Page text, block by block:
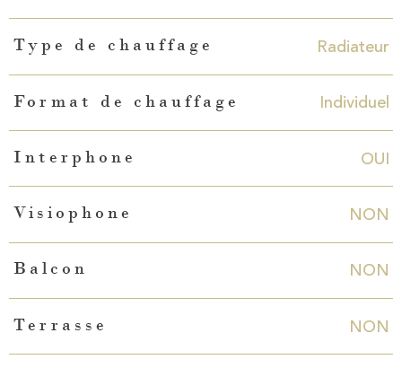
Type de chauffage Radiateur
Format de chauffage Individuel
Interphone OUI
Visiophone NON
Balcon NON
Terrasse NON